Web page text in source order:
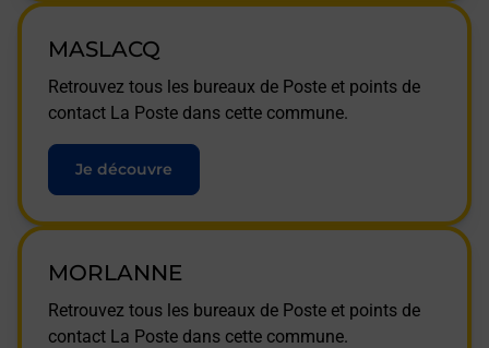
MASLACQ
Retrouvez tous les bureaux de Poste et points de
contact La Poste dans cette commune.
Je découvre
MORLANNE
Retrouvez tous les bureaux de Poste et points de
contact La Poste dans cette commune.